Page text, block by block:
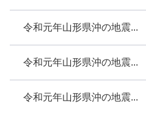
令和元年山形県沖の地震...
令和元年山形県沖の地震...
令和元年山形県沖の地震...